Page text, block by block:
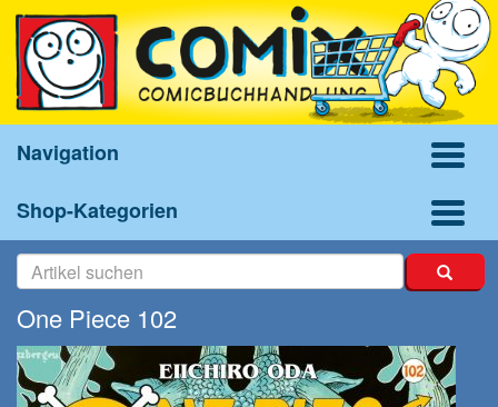
Navigation
Shop-Kategorien
One Piece 102